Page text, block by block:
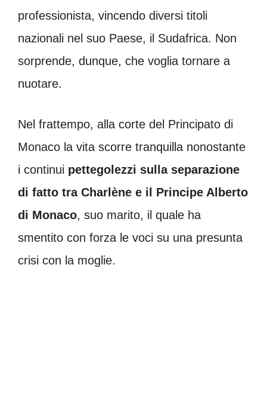
professionista, vincendo diversi titoli
nazionali nel suo Paese, il Sudafrica. Non
sorprende, dunque, che voglia tornare a
nuotare.
Nel frattempo, alla corte del Principato di
Monaco la vita scorre tranquilla nonostante
i continui pettegolezzi sulla separazione
di fatto tra Charlène e il Principe Alberto
di Monaco, suo marito, il quale ha
smentito con forza le voci su una presunta
crisi con la moglie.